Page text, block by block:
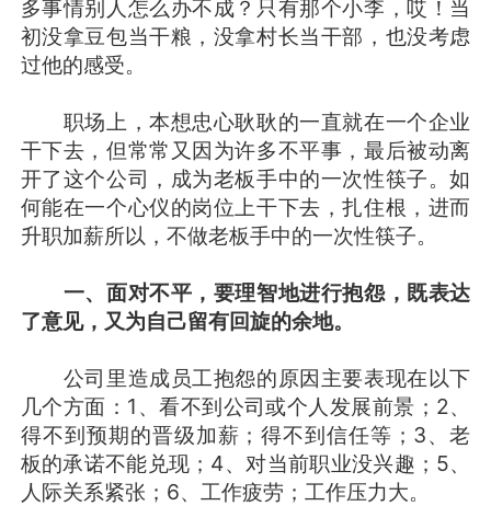
多事情别人怎么办不成？只有那个小李，哎！当
初没拿豆包当干粮，没拿村长当干部，也没考虑
过他的感受。
职场上，本想忠心耿耿的一直就在一个企业
干下去，但常常又因为许多不平事，最后被动离
开了这个公司，成为老板手中的一次性筷子。如
何能在一个心仪的岗位上干下去，扎住根，进而
升职加薪所以，不做老板手中的一次性筷子。
一、面对不平，要理智地进行抱怨，既表达
了意见，又为自己留有回旋的余地。
公司里造成员工抱怨的原因主要表现在以下
几个方面：1、看不到公司或个人发展前景；2、
得不到预期的晋级加薪；得不到信任等；3、老
板的承诺不能兑现；4、对当前职业没兴趣；5、
人际关系紧张；6、工作疲劳；工作压力大。